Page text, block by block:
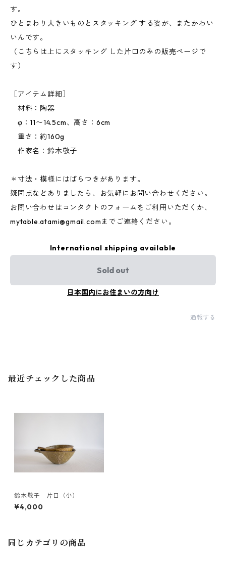
す。
ひとまわり大きいものとスタッキング する姿が、またかわい
いんです。
（こちらは上にスタッキング した片口のみの販売ページで
す）
［アイテム詳細］
材料：陶器
φ：11〜14.5cm、高さ：6cm
重さ：約160g
作家名：鈴木敬子
＊寸法・模様にはばらつきがあります。
疑問点などありましたら、お気軽にお問い合わせください。
お問い合わせはコンタクトのフォームをご利用いただくか、
mytable.atami@gmail.com までご連絡ください。
International shipping available
Sold out
日本国内にお住まいの方向け
通報する
最近チェックした商品
鈴木敬子 片口（小）
¥4,000
同じカテゴリの商品